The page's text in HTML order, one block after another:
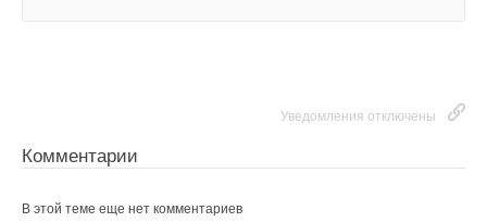
Уведомления отключены
Комментарии
В этой теме еще нет комментариев